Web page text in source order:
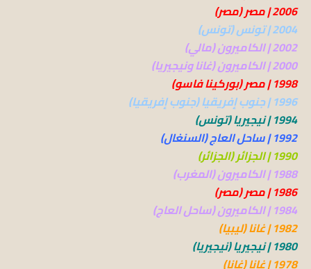
2006 | مصر (مصر)
2004 | تونس (تونس)
2002 | الكاميرون (مالي)
2000 | الكاميرون (غانا ونيجيريا)
1998 | مصر (بوركينا فاسو)
1996 | جنوب إفريقيا (جنوب إفريقيا)
1994 | نيجيريا (تونس)
1992 | ساحل العاج (السنغال)
1990 | الجزائر (الجزائر)
1988 | الكاميرون (المغرب)
1986 | مصر (مصر)
1984 | الكاميرون (ساحل العاج)
1982 | غانا (ليبيا)
1980 | نيجيريا (نيجيريا)
1978 | غانا (غانا)